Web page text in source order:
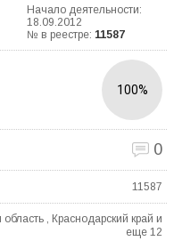
Начало деятельности:
18.09.2012
№ в реестре: 11587
100%
0
11587
, Краснодарский край и
еще 12